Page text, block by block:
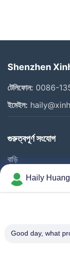
Shenzhen
টেলিফোন: 0086-
ইমেইল:
গুরুত্বপূর্ণ সংযোগ
বাড়ি
পণ্য
ভিডিও
কারখানা ভ্রমণ
Haily Huang
Good day, what